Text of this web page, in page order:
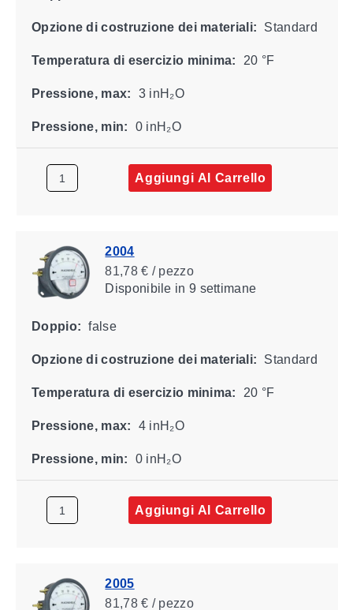
Opzione di costruzione dei materiali: Standard
Temperatura di esercizio minima: 20 °F
Pressione, max: 3 inH₂O
Pressione, min: 0 inH₂O
Aggiungi Al Carrello
2004
81,78 € / pezzo
Disponibile in 9 settimane
Doppio: false
Opzione di costruzione dei materiali: Standard
Temperatura di esercizio minima: 20 °F
Pressione, max: 4 inH₂O
Pressione, min: 0 inH₂O
Aggiungi Al Carrello
2005
81,78 € / pezzo